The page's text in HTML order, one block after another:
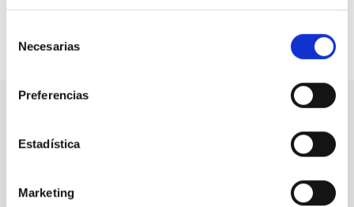
Necesarias
Preferencias
Estadística
Marketing
Compartir en:
Nuestro canal de Youtube
Social’ y mucho más en formato audiovisual a un